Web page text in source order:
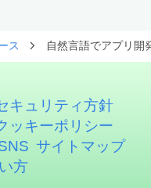
ス 自然言語でアプリ開
キュリティ方針
ッキーポリシー
サイトマップ
方